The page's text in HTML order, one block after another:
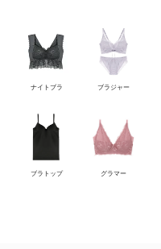
ナイトブラ ブラジャー
ブラトップ グラマー